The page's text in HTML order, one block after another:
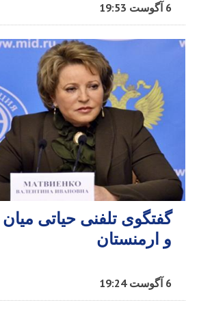
6 آگوست 19:53
گفتگوی تلفنی حیاتی
و ارمنستان
6 آگوست 19:24